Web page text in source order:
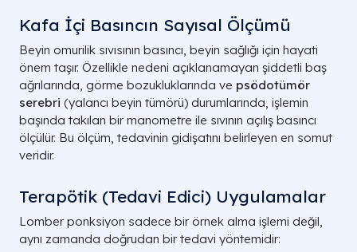
Kafa İçi Basıncın Sayısal Ölçümü
Beyin omurilik sıvısının basıncı, beyin sağlığı için hayati
önem taşır. Özellikle nedeni açıklanamayan şiddetli baş
ağrılarında, görme bozukluklarında ve psödotümör
serebri (yalancı beyin tümörü) durumlarında, işlemin
başında takılan bir manometre ile sıvının açılış basıncı
ölçülür. Bu ölçüm, tedavinin gidişatını belirleyen en somut
veridir.
Terapötik (Tedavi Edici) Uygulamalar
Lomber ponksiyon sadece bir örnek alma işlemi değil,
aynı zamanda doğrudan bir tedavi yöntemidir: